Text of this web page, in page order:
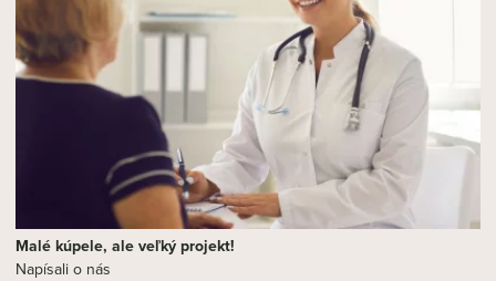
Malé kúpele, ale veľký projekt!
Napísali o nás